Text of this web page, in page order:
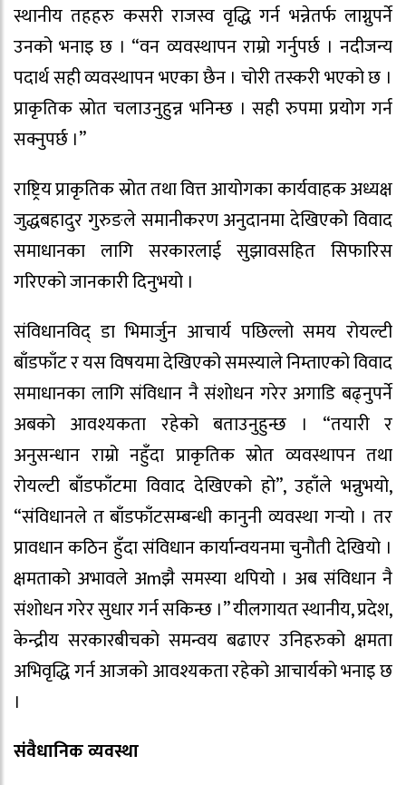
स्थानीय तहहरु कसरी राजस्व वृद्धि गर्न भन्नेतर्फ लाग्नुपर्ने
उनको भनाइ छ । “वन व्यवस्थापन राम्रो गर्नुपर्छ । नदीजन्य
पदार्थ सही व्यवस्थापन भएका छैन । चोरी तस्करी भएको छ ।
प्राकृतिक स्रोत चलाउनुहुन्न भनिन्छ । सही रुपमा प्रयोग गर्न
सक्नुपर्छ ।”
राष्ट्रिय प्राकृतिक स्रोत तथा वित्त आयोगका कार्यवाहक अध्यक्ष
जुद्धबहादुर गुरुङले समानीकरण अनुदानमा देखिएको विवाद
समाधानका लागि सरकारलाई सुझावसहित सिफारिस
गरिएको जानकारी दिनुभयो ।
संविधानविद् डा भिमार्जुन आचार्य पछिल्लो समय रोयल्टी
बाँडफाँट र यस विषयमा देखिएको समस्याले निम्ताएको विवाद
समाधानका लागि संविधान नै संशोधन गरेर अगाडि बढ्नुपर्ने
अबको आवश्यकता रहेको बताउनुहुन्छ । “तयारी र
अनुसन्धान राम्रो नहुँदा प्राकृतिक स्रोत व्यवस्थापन तथा
रोयल्टी बाँडफाँटमा विवाद देखिएको हो”, उहाँले भन्नुभयो,
“संविधानले त बाँडफाँटसम्बन्धी कानुनी व्यवस्था गर्‍यो । तर
प्रावधान कठिन हुँदा संविधान कार्यान्वयनमा चुनौती देखियो ।
क्षमताको अभावले अmझै समस्या थपियो । अब संविधान नै
संशोधन गरेर सुधार गर्न सकिन्छ ।” यीलगायत स्थानीय, प्रदेश,
केन्द्रीय सरकारबीचको समन्वय बढाएर उनिहरुको क्षमता
अभिवृद्धि गर्न आजको आवश्यकता रहेको आचार्यको भनाइ छ
।
संवैधानिक व्यवस्था